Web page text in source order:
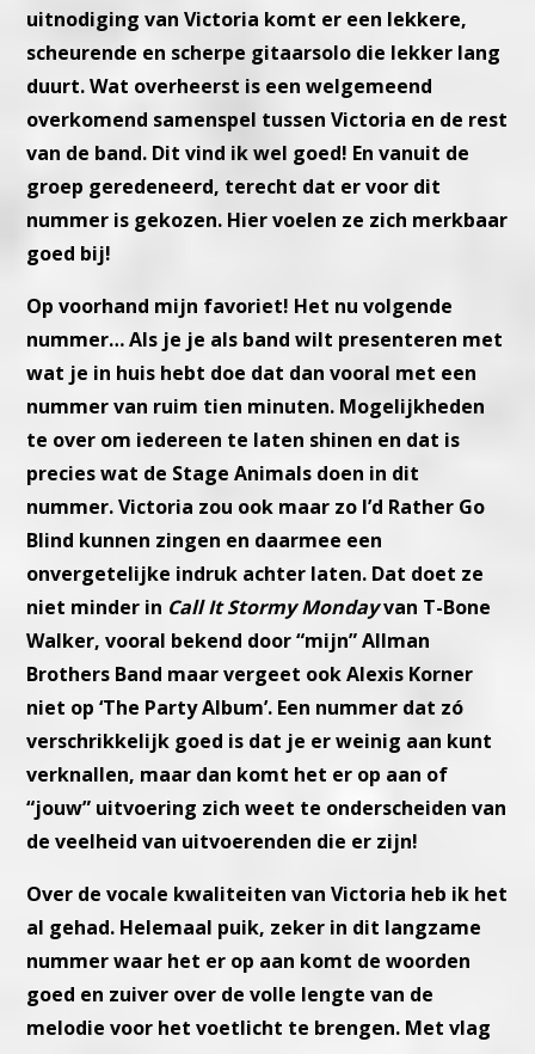
uitnodiging van Victoria komt er een lekkere,
scheurende en scherpe gitaarsolo die lekker lang
duurt. Wat overheerst is een welgemeend
overkomend samenspel tussen Victoria en de rest
van de band. Dit vind ik wel goed! En vanuit de
groep geredeneerd, terecht dat ervoor dit
nummer is gekozen. Hier voelen ze zich merkbaar
goed bij!
Op voorhand mijn favoriet! Het nu volgende
nummer…Als je je als band wilt presenteren met
wat je in huis hebt doe dat danvooral met een
nummer van ruim tien minuten. Mogelijkheden
te over om iedereen te laten shinen en dat is
precieswat de Stage Animals doen in dit
nummer.Victoria zou ook maar zo I’d Rather Go
Blind kunnen zingen en daarmee een
onvergetelijke indruk achter laten. Dat doet ze
niet minder in Call It Stormy Mondayvan T-Bone
Walker,vooral bekend door “mijn” Allman
Brothers Band maar vergeet ookAlexis Korner
niet op ‘The Party Album’. Een nummer dat zó
verschrikkelijk goed is dat je er weinig aan kunt
verknallen, maar dan komt het er op aan of
“jouw” uitvoering zichweet te onderscheiden van
de veelheid van uitvoerenden die er zijn!
Over de vocale kwaliteiten van Victoria heb ik het
al gehad. Helemaal puik, zeker in dit langzame
nummer waar het er op aan komt de woorden
goed en zuiver over de volle lengte van de
melodievoor het voetlicht te brengen. Met vlag